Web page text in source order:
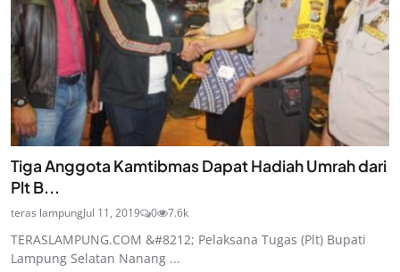
Tiga Anggota Kamtibmas Dapat Hadiah Umrah dari
Plt B...
teras lampungJul 11, 2019 0 7.6k
TERASLAMPUNG.COM &#8212; Pelaksana Tugas (Plt) Bupati
Lampung Selatan Nanang ...